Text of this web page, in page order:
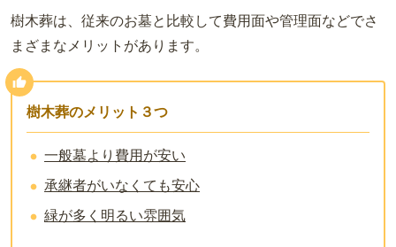
樹木葬は、従来のお墓と比較して費用面や管理面などでさ
まざまなメリットがあります。
樹木葬のメリット３つ
一般墓より費用が安い
承継者がいなくても安心
緑が多く明るい雰囲気